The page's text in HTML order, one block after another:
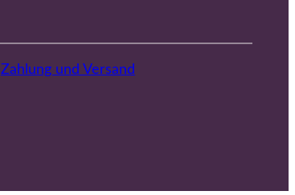
Zahlung und Versand